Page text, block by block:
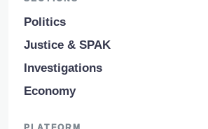
Politics
Justice & SPAK
Investigations
Economy